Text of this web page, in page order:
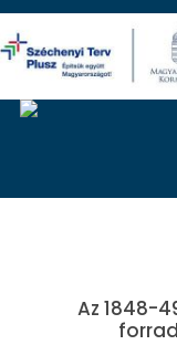
Skip
to
main
content
Az 1848-